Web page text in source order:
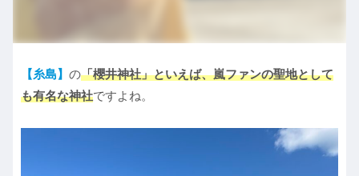
【糸島】 の「櫻井神社」といえば、嵐ファンの聖地として
も有名な神社ですよね。